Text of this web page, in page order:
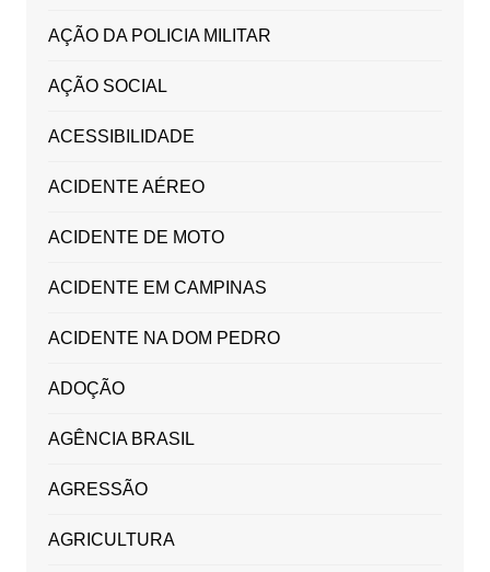
AÇÃO DA POLICIA MILITAR
AÇÃO SOCIAL
ACESSIBILIDADE
ACIDENTE AÉREO
ACIDENTE DE MOTO
ACIDENTE EM CAMPINAS
ACIDENTE NA DOM PEDRO
ADOÇÃO
AGÊNCIA BRASIL
AGRESSÃO
AGRICULTURA